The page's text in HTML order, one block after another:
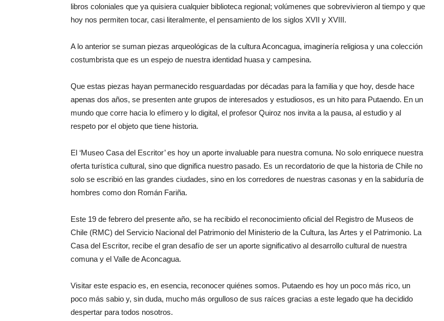
libros coloniales que ya quisiera cualquier biblioteca regional; volúmenes que sobrevivieron al tiempo y que
hoy nos permiten tocar, casi literalmente, el pensamiento de los siglos XVII y XVIII.
A lo anterior se suman piezas arqueológicas de la cultura Aconcagua, imaginería religiosa y una colección
costumbrista que es un espejo de nuestra identidad huasa y campesina.
Que estas piezas hayan permanecido resguardadas por décadas para la familia y que hoy, desde hace
apenas dos años, se presenten ante grupos de interesados y estudiosos, es un hito para Putaendo. En un
mundo que corre hacia lo efímero y lo digital, el profesor Quiroz nos invita a la pausa, al estudio y al
respeto por el objeto que tiene historia.
El ‘Museo Casa del Escritor’ es hoy un aporte invaluable para nuestra comuna. No solo enriquece nuestra
oferta turística cultural, sino que dignifica nuestro pasado. Es un recordatorio de que la historia de Chile no
solo se escribió en las grandes ciudades, sino en los corredores de nuestras casonas y en la sabiduría de
hombres como don Román Fariña.
Este 19 de febrero del presente año, se ha recibido el reconocimiento oficial del Registro de Museos de
Chile (RMC) del Servicio Nacional del Patrimonio del Ministerio de la Cultura, las Artes y el Patrimonio. La
Casa del Escritor, recibe el gran desafío de ser un aporte significativo al desarrollo cultural de nuestra
comuna y el Valle de Aconcagua.
Visitar este espacio es, en esencia, reconocer quiénes somos. Putaendo es hoy un poco más rico, un
poco más sabio y, sin duda, mucho más orgulloso de sus raíces gracias a este legado que ha decidido
despertar para todos nosotros.